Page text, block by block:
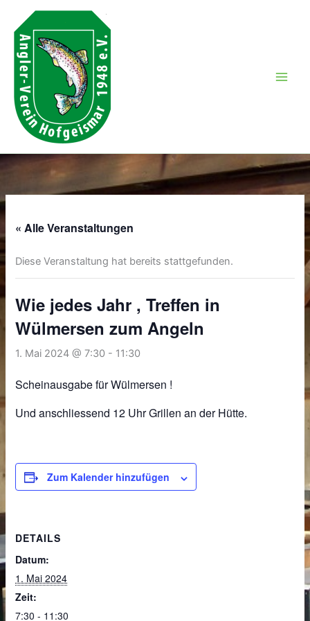
Inhalt
springen
« Alle Veranstaltungen
Diese Veranstaltung hat bereits stattgefunden.
Wie jedes Jahr , Treffen in
Wülmersen zum Angeln
1. Mai 2024 @ 7:30 - 11:30
Scheinausgabe für Wülmersen !
Und anschliessend 12 Uhr Grillen an der Hütte.
Zum Kalender hinzufügen
DETAILS
Datum:
1. Mai 2024
Zeit:
7:30 - 11:30